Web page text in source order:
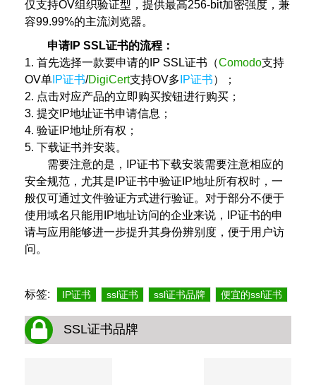
仅支持OV组织验证型，提供最高256-bit加密强度，兼
容99.99%的主流浏览器。
申请IP SSL证书的流程：
1. 首先选择一款要申请的IP SSL证书（Comodo支持
OV单 IP证书/DigiCert支持OV多 IP证书）；
2. 点击对应产品的立即购买按钮进行购买；
3. 提交IP地址证书申请信息；
4. 验证IP地址所有权；
5. 下载证书并安装。
需要注意的是，IP证书下载安装需要注意相应的
安全规范，尤其是IP证书中验证IP地址所有权时，一
般仅可通过文件验证方式进行验证。对于部分不便于
使用域名只能用IP地址访问的企业来说，IP证书的申
请与应用能够进一步提升其身份辨别度，便于用户访
问。
标签: IP证书 ssl证书 ssl证书品牌 便宜的ssl证书
SSL证书品牌